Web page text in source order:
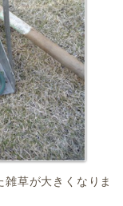
草が大きくなりま